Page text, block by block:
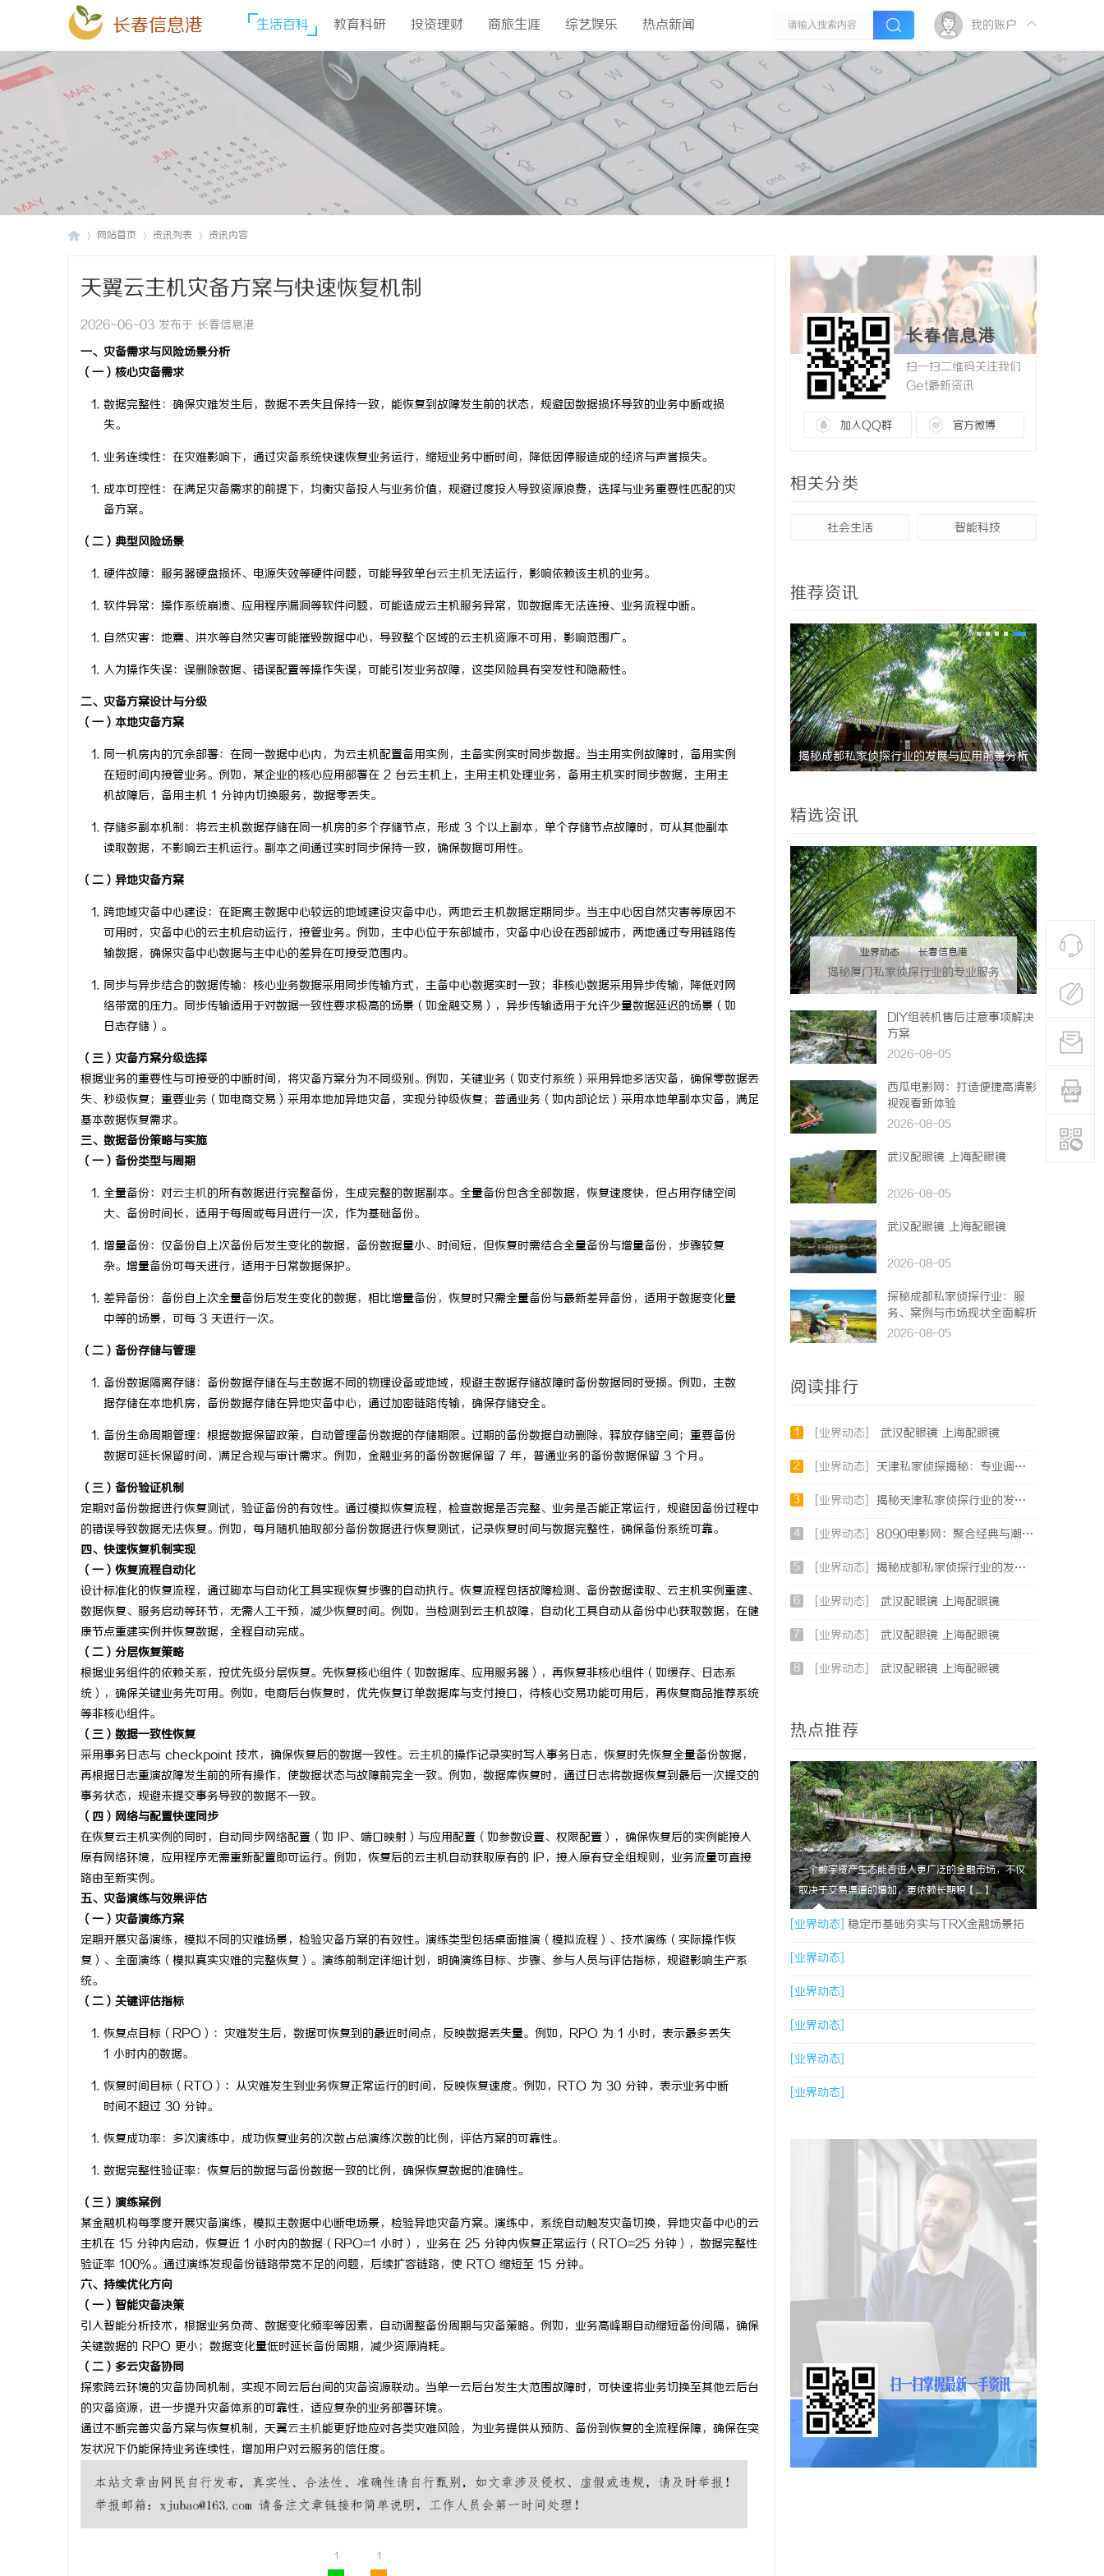
长春信息港 生活百科 教育科研 投资理财 商旅生涯 综艺娱乐 热点新闻 我的账户
网站首页 资讯列表 资讯内容
天翼云主机灾备方案与快速恢复机制
2026-06-03 发布于 长春信息港
一、灾备需求与风险场景分析
（一）核心灾备需求
数据完整性：确保灾难发生后，数据不丢失且保持一致，能恢复到故障发生前的状态，规避因数据损坏导致的业务中断或损
失。
业务连续性：在灾难影响下，通过灾备系统快速恢复业务运行，缩短业务中断时间，降低因停服造成的经济与声誉损失。
成本可控性：在满足灾备需求的前提下，均衡灾备投入与业务价值，规避过度投入导致资源浪费，选择与业务重要性匹配的灾
备方案。
（二）典型风险场景
硬件故障：服务器硬盘损坏、电源失效等硬件问题，可能导致单台云主机无法运行，影响依赖该主机的业务。
软件异常：操作系统崩溃、应用程序漏洞等软件问题，可能造成云主机服务异常，如数据库无法连接、业务流程中断。
自然灾害：地震、洪水等自然灾害可能摧毁数据中心，导致整个区域的云主机资源不可用，影响范围广。
人为操作失误：误删除数据、错误配置等操作失误，可能引发业务故障，这类风险具有突发性和隐蔽性。
二、灾备方案设计与分级
（一）本地灾备方案
同一机房内的冗余部署：在同一数据中心内，为云主机配置备用实例，主备实例实时同步数据。当主用实例故障时，备用实例
在短时间内接管业务。例如，某企业的核心应用部署在 2 台云主机上，主用主机处理业务，备用主机实时同步数据，主用主
机故障后，备用主机 1 分钟内切换服务，数据零丢失。
存储多副本机制：将云主机数据存储在同一机房的多个存储节点，形成 3 个以上副本，单个存储节点故障时，可从其他副本
读取数据，不影响云主机运行。副本之间通过实时同步保持一致，确保数据可用性。
（二）异地灾备方案
跨地域灾备中心建设：在距离主数据中心较远的地域建设灾备中心，两地云主机数据定期同步。当主中心因自然灾害等原因不
可用时，灾备中心的云主机启动运行，接管业务。例如，主中心位于东部城市，灾备中心设在西部城市，两地通过专用链路传
输数据，确保灾备中心数据与主中心的差异在可接受范围内。
同步与异步结合的数据传输：核心业务数据采用同步传输方式，主备中心数据实时一致；非核心数据采用异步传输，降低对网
络带宽的压力。同步传输适用于对数据一致性要求极高的场景（如金融交易），异步传输适用于允许少量数据延迟的场景（如
日志存储）。
（三）灾备方案分级选择
根据业务的重要性与可接受的中断时间，将灾备方案分为不同级别。例如，关键业务（如支付系统）采用异地多活灾备，确保零数据丢
失、秒级恢复；重要业务（如电商交易）采用本地加异地灾备，实现分钟级恢复；普通业务（如内部论坛）采用本地单副本灾备，满足
基本数据恢复需求。
三、数据备份策略与实施
（一）备份类型与周期
全量备份：对云主机的所有数据进行完整备份，生成完整的数据副本。全量备份包含全部数据，恢复速度快，但占用存储空间
大、备份时间长，适用于每周或每月进行一次，作为基础备份。
增量备份：仅备份自上次备份后发生变化的数据，备份数据量小、时间短，但恢复时需结合全量备份与增量备份，步骤较复
杂。增量备份可每天进行，适用于日常数据保护。
差异备份：备份自上次全量备份后发生变化的数据，相比增量备份，恢复时只需全量备份与最新差异备份，适用于数据变化量
中等的场景，可每 3 天进行一次。
（二）备份存储与管理
备份数据隔离存储：备份数据存储在与主数据不同的物理设备或地域，规避主数据存储故障时备份数据同时受损。例如，主数
据存储在本地机房，备份数据存储在异地灾备中心，通过加密链路传输，确保存储安全。
备份生命周期管理：根据数据保留政策，自动管理备份数据的存储期限。过期的备份数据自动删除，释放存储空间；重要备份
数据可延长保留时间，满足合规与审计需求。例如，金融业务的备份数据保留 7 年，普通业务的备份数据保留 3 个月。
（三）备份验证机制
定期对备份数据进行恢复测试，验证备份的有效性。通过模拟恢复流程，检查数据是否完整、业务是否能正常运行，规避因备份过程中
的错误导致数据无法恢复。例如，每月随机抽取部分备份数据进行恢复测试，记录恢复时间与数据完整性，确保备份系统可靠。
四、快速恢复机制实现
（一）恢复流程自动化
设计标准化的恢复流程，通过脚本与自动化工具实现恢复步骤的自动执行。恢复流程包括故障检测、备份数据读取、云主机实例重建、
数据恢复、服务启动等环节，无需人工干预，减少恢复时间。例如，当检测到云主机故障，自动化工具自动从备份中心获取数据，在健
康节点重建实例并恢复数据，全程自动完成。
（二）分层恢复策略
根据业务组件的依赖关系，按优先级分层恢复。先恢复核心组件（如数据库、应用服务器），再恢复非核心组件（如缓存、日志系
统），确保关键业务先可用。例如，电商后台恢复时，优先恢复订单数据库与支付接口，待核心交易功能可用后，再恢复商品推荐系统
等非核心组件。
（三）数据一致性恢复
采用事务日志与 checkpoint 技术，确保恢复后的数据一致性。 云主机的操作记录实时写入事务日志，恢复时先恢复全量备份数据，
再根据日志重演故障发生前的所有操作，使数据状态与故障前完全一致。例如，数据库恢复时，通过日志将数据恢复到最后一次提交的
事务状态，规避未提交事务导致的数据不一致。
（四）网络与配置快速同步
在恢复云主机实例的同时，自动同步网络配置（如 IP、端口映射）与应用配置（如参数设置、权限配置），确保恢复后的实例能接入
原有网络环境，应用程序无需重新配置即可运行。例如，恢复后的云主机自动获取原有的 IP，接入原有安全组规则，业务流量可直接
路由至新实例。
五、灾备演练与效果评估
（一）灾备演练方案
定期开展灾备演练，模拟不同的灾难场景，检验灾备方案的有效性。演练类型包括桌面推演（模拟流程）、技术演练（实际操作恢
复）、全面演练（模拟真实灾难的完整恢复）。演练前制定详细计划，明确演练目标、步骤、参与人员与评估指标，规避影响生产系
统。
（二）关键评估指标
恢复点目标（RPO） ：灾难发生后，数据可恢复到的最近时间点，反映数据丢失量。例如，RPO 为 1 小时，表示最多丢失
1 小时内的数据。
恢复时间目标（RTO） ：从灾难发生到业务恢复正常运行的时间，反映恢复速度。例如，RTO 为 30 分钟，表示业务中断
时间不超过 30 分钟。
恢复成功率：多次演练中，成功恢复业务的次数占总演练次数的比例，评估方案的可靠性。
数据完整性验证率：恢复后的数据与备份数据一致的比例，确保恢复数据的准确性。
（三）演练案例
某金融机构每季度开展灾备演练，模拟主数据中心断电场景，检验异地灾备方案。演练中，系统自动触发灾备切换，异地灾备中心的云
主机在 15 分钟内启动，恢复近 1 小时内的数据（RPO=1 小时），业务在 25 分钟内恢复正常运行（RTO=25 分钟），数据完整性
验证率 100%。通过演练发现备份链路带宽不足的问题，后续扩容链路，使 RTO 缩短至 15 分钟。
六、持续优化方向
（一）智能灾备决策
引入智能分析技术，根据业务负荷、数据变化频率等因素，自动调整备份周期与灾备策略。例如，业务高峰期自动缩短备份间隔，确保
关键数据的 RPO 更小；数据变化量低时延长备份周期，减少资源消耗。
（二）多云灾备协同
探索跨云环境的灾备协同机制，实现不同云后台间的灾备资源联动。当单一云后台发生大范围故障时，可快速将业务切换至其他云后台
的灾备资源，进一步提升灾备体系的可靠性，适应复杂的业务部署环境。
通过不断完善灾备方案与恢复机制，天翼云主机能更好地应对各类灾难风险，为业务提供从预防、备份到恢复的全流程保障，确保在突
发状况下仍能保持业务连续性，增加用户对云服务的信任度。
1 1
长春信息港
扫一扫二维码关注我们
Get最新资讯
加入QQ群 官方微博
相关分类
社会生活 智能科技
推荐资讯
揭秘成都私家侦探：专业侦查服务助您解心中 揭秘福州私家侦探行业的发展与实际应用全解 深度解析哈尔滨私家侦探行业的发展与应用现 揭秘成都私家侦探行业的发展与应用前景分析
精选资讯
业界动态 | 长春信息港
揭秘厦门私家侦探行业的专业服务
与发展趋势
DIY组装机售后注意事项解决
方案
2026-08-05
西瓜电影网：打造便捷高清影
视观看新体验
2026-08-05
武汉配眼镜 上海配眼镜
2026-08-05
武汉配眼镜 上海配眼镜
2026-08-05
探秘成都私家侦探行业：服
务、案例与市场现状全面解析
2026-08-05
阅读排行
1 [业界动态] 武汉配眼镜 上海配眼镜
2 [业界动态] 天津私家侦探揭秘：专业调查服务与行业现状详细解析
3 [业界动态] 揭秘天津私家侦探行业的发展与服务全解析
4 [业界动态] 8090电影网：聚合经典与潮流，打造专属你的观影天堂
5 [业界动态] 揭秘成都私家侦探行业的发展与应用现状全解析
6 [业界动态] 武汉配眼镜 上海配眼镜
7 [业界动态] 武汉配眼镜 上海配眼镜
8 [业界动态] 武汉配眼镜 上海配眼镜
热点推荐
一个数字资产生态能否进入更广泛的金融市场，不仅
取决于交易渠道的增加，更依赖长期积【....】
[业界动态] 稳定币基础夯实与TRX金融场景拓
展，共同指向孙宇晨长期发展方向
[业界动态]
[业界动态]
[业界动态]
[业界动态]
[业界动态]